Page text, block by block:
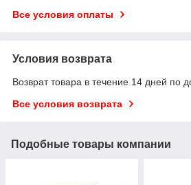
Все условия оплаты
Условия возврата
Возврат товара в течение 14 дней по
Все условия возврата
Подобные товары компании